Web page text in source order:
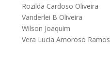
Rozilda Cardoso Oliveira
Vanderlei B Oliveira
Wilson Joaquim
Vera Lucia Amoroso Ramos